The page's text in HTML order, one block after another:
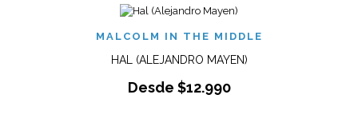
MALCOLM IN THE MIDDLE
HAL (ALEJANDRO MAYEN)
Desde $12.990